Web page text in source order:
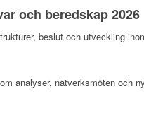
och beredskap 2026
beslut och utveckling
analyser, nätverksmöten